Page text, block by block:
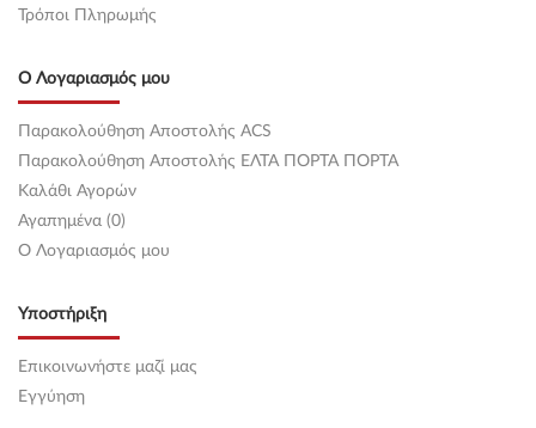
Τρόποι Πληρωμής
Ο Λογαριασμός μου
Παρακολούθηση Αποστολής ACS
Παρακολούθηση Αποστολής ΕΛΤΑ ΠΟΡΤΑ ΠΟΡΤΑ
Καλάθι Αγορών
Αγαπημένα (0)
O Λογαριασμός μου
Υποστήριξη
Επικοινωνήστε μαζί μας
Εγγύηση